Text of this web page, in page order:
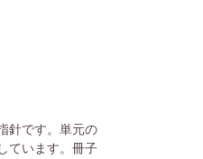
針です。単元の
ています。冊子